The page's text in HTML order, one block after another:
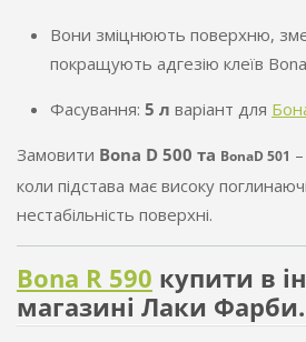
Вони зміцнюють поверхню,
покращують адгезію клеїв
Фасування: 5 л варіант для
Замовити Bona D 500 та BonaD 501
коли підстава має високу
нестабільність поверхні.
Bona R 590 купити в
магазині Лаки Фарби.